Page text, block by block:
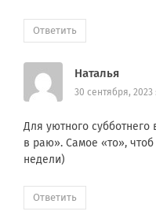
Ответить
Наталья
30 сентября, 2023
Для уютного
в раю». Самое «то»,
недели)
Ответить